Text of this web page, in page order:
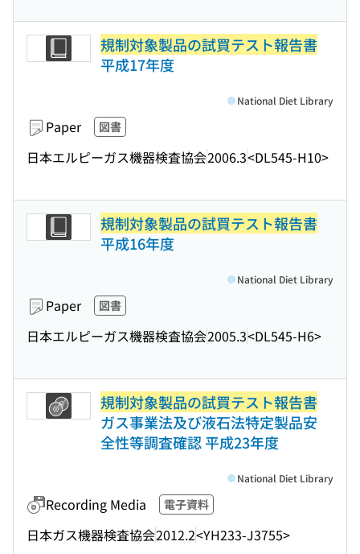
規制対象製品の試買テスト報告書
平成17年度
Paper 図書
日本エルピーガス機器検査協会2006.3<DL545-H10>
National Diet Library
規制対象製品の試買テスト報告書
平成16年度
Paper 図書
日本エルピーガス機器検査協会2005.3<DL545-H6>
National Diet Library
規制対象製品の試買テスト報告書
ガス事業法及び液石法特定製品安
全性等調査確認 平成23年度
Recording Media 電子資料
日本ガス機器検査協会2012.2<YH233-J3755>
National Diet Library